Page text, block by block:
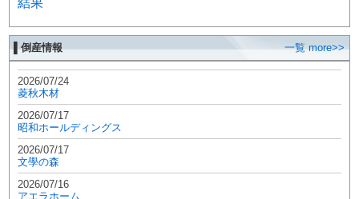
▌倒産情報 一覧 more>>
2026/07/24
菱秋木材
2026/07/17
昭和ホールディングス
2026/07/17
文學の森
2026/07/16
アエラホーム